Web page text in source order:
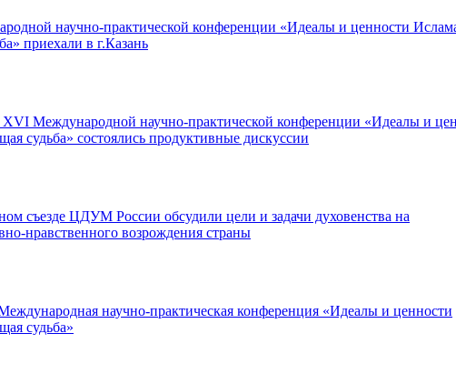
научно-практической конференции «Идеалы и ценности
приехали в г.Казань
XVI Международной научно-практической конференции «Идеалы и
судьба» состоялись продуктивные дискуссии
съезде ЦДУМ России обсудили цели и задачи духовенства на
нравственного возрождения страны
научно-практическая конференция «Идеалы и ценности
судьба»